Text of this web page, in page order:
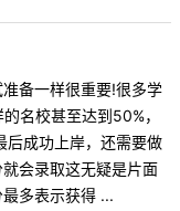
备一样很重要!很多学
名校甚至达到50%，
后成功上岸，还需要做
会录取这无疑是片面
多表示获得 ...